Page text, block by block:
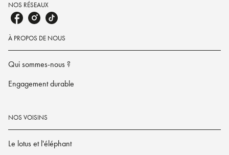
NOS RÉSEAUX
À PROPOS DE NOUS
Qui sommes-nous ?
Engagement durable
NOS VOISINS
Le lotus et l'éléphant